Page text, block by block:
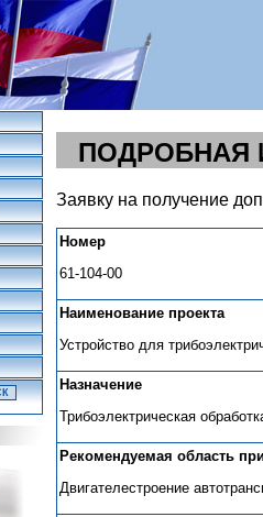
ПОДРОБНАЯ
Заявку на получение
Номер
61-104-00
Наименование проекта
Устройство для
Назначение
Трибоэлектрическая
Рекомендуемая область
Двигателестроение